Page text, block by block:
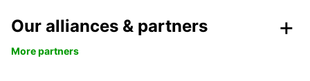
Our alliances & partners
More partners